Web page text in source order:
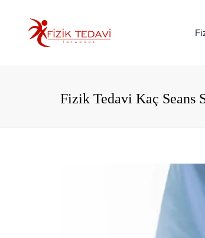
Fizik Tedavi Kaç Seans